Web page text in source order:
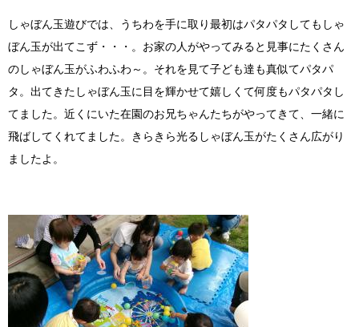
しゃぼん玉遊びでは、うちわを手に取り最初はパタパタしてもしゃ
ぼん玉が出てこず・・・。お家の人がやってみると見事にたくさん
のしゃぼん玉がふわふわ～。それを見て子ども達も真似てパタパ
タ。出てきたしゃぼん玉に目を輝かせて嬉しくて何度もパタパタし
てました。近くにいた在園のお兄ちゃんたちがやってきて、一緒に
飛ばしてくれてました。きらきら光るしゃぼん玉がたくさん広がり
ましたよ。